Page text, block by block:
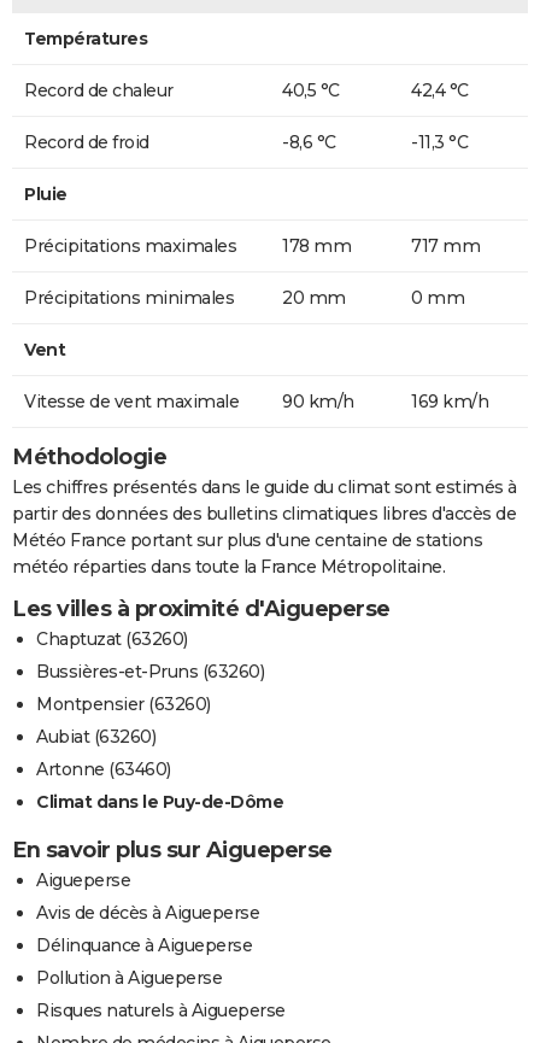
Températures
Record de chaleur 40,5 °C 42,4 °C
Record de froid -8,6 °C -11,3 °C
Pluie
Précipitations maximales 178 mm 717 mm
Précipitations minimales 20 mm 0 mm
Vent
Vitesse de vent maximale 90 km/h 169 km/h
Méthodologie
Les chiffres présentés dans le guide du climat sont estimés à
partir des données des bulletins climatiques libres d'accès de
Météo France portant sur plus d'une centaine de stations
météo réparties dans toute la France Métropolitaine.
Les villes à proximité d'Aigueperse
Chaptuzat (63260)
Bussières-et-Pruns (63260)
Montpensier (63260)
Aubiat (63260)
Artonne (63460)
Climat dans le Puy-de-Dôme
En savoir plus sur Aigueperse
Aigueperse
Avis de décès à Aigueperse
Délinquance à Aigueperse
Pollution à Aigueperse
Risques naturels à Aigueperse